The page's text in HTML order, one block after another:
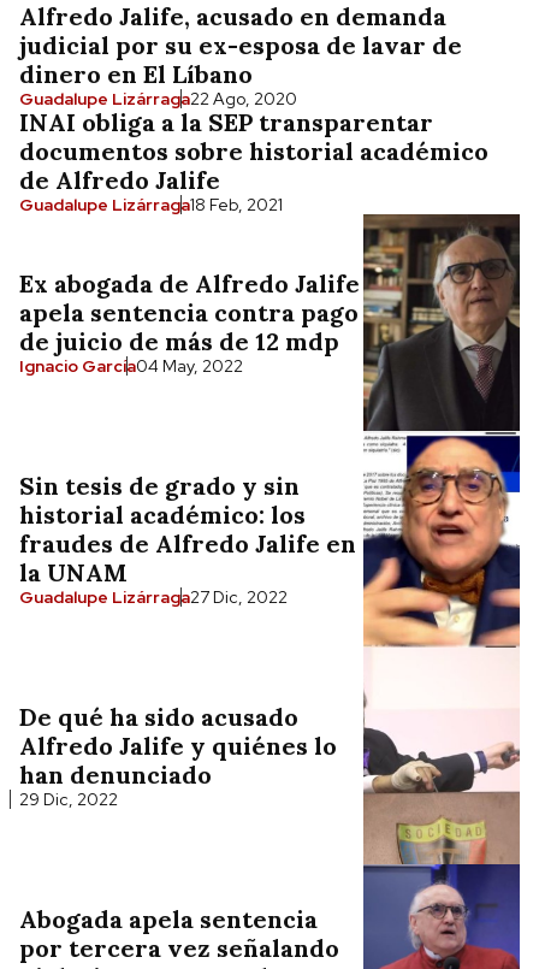
Alfredo Jalife, acusado en demanda
judicial por su ex-esposa de lavar de
dinero en El Líbano
Guadalupe Lizárraga22 Ago, 2020
INAI obliga a la SEP transparentar
documentos sobre historial académico
de Alfredo Jalife
Guadalupe Lizárraga18 Feb, 2021
Ex abogada de Alfredo Jalife
apela sentencia contra pago
de juicio de más de 12 mdp
Ignacio García04 May, 2022
Sin tesis de grado y sin
historial académico: los
fraudes de Alfredo Jalife en
la UNAM
Guadalupe Lizárraga27 Dic, 2022
De qué ha sido acusado
Alfredo Jalife y quiénes lo
han denunciado
29 Dic, 2022
Abogada apela sentencia
por tercera vez señalando